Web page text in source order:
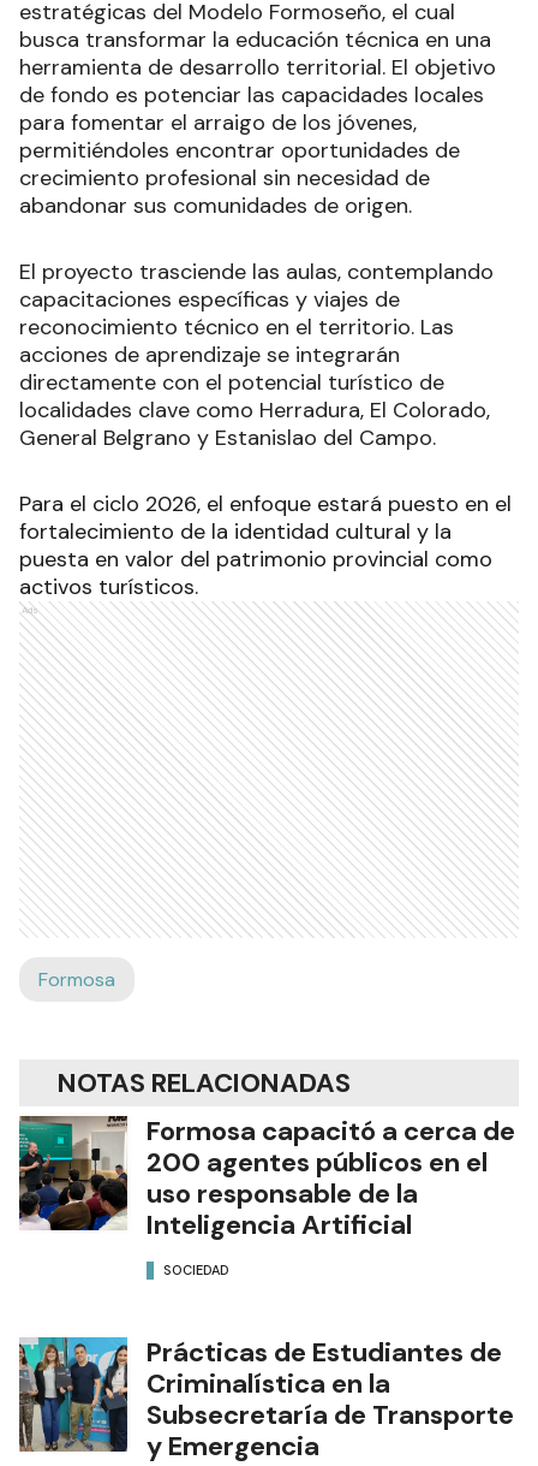
estratégicas del Modelo Formoseño, el cual
busca transformar la educación técnica en una
herramienta de desarrollo territorial. El objetivo
de fondo es potenciar las capacidades locales
para fomentar el arraigo de los jóvenes,
permitiéndoles encontrar oportunidades de
crecimiento profesional sin necesidad de
abandonar sus comunidades de origen.
El proyecto trasciende las aulas, contemplando
capacitaciones específicas y viajes de
reconocimiento técnico en el territorio. Las
acciones de aprendizaje se integrarán
directamente con el potencial turístico de
localidades clave como Herradura, El Colorado,
General Belgrano y Estanislao del Campo.
Para el ciclo 2026, el enfoque estará puesto en el
fortalecimiento de la identidad cultural y la
puesta en valor del patrimonio provincial como
activos turísticos.
Ads
Formosa
NOTAS RELACIONADAS
Formosa capacitó a cerca de
200 agentes públicos en el
uso responsable de la
Inteligencia Artificial
SOCIEDAD
Prácticas de Estudiantes de
Criminalística en la
Subsecretaría de Transporte
y Emergencia